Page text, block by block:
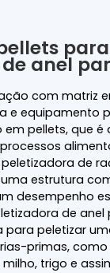
anel
com matriz
e equipamento
pellets, que é
de
estrutura
desempenho
de
para peletizar
primas, como
trigo e